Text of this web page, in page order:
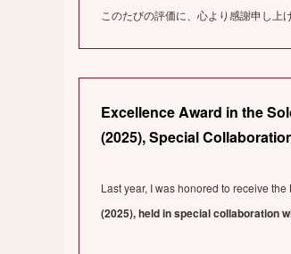
このたびの評価に、心より感謝申し上げ
Excellence Award in the
(2025), Special
Last year, I was honored to receive the
(2025), held in special collaboration